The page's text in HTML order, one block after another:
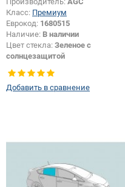
Класс: Премиум
Еврокод: 1680515
Наличие: В наличии
Цвет стекла: Зеленое с
солнцезащитой
Тип стекла: Боковое стекло
правое
Появление или изменение
Добавить в сравнение